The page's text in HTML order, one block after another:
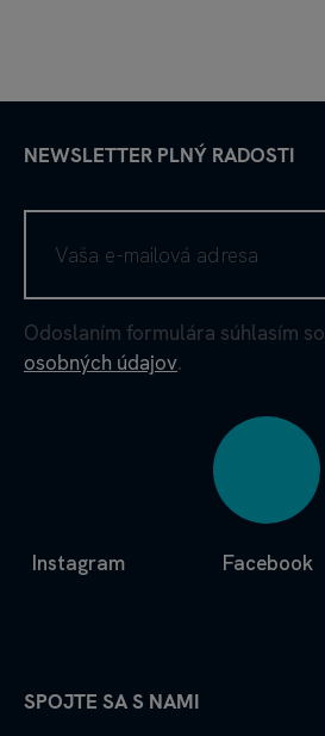
NEWSLETTER PLNÝ RADOSTI
Odoslaním formulára súhlasím so
osobných údajov.
Facebook
Instagram
SPOJTE SA S NAMI